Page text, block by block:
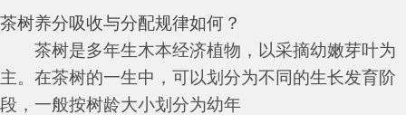
茶树养分吸收与分配规律如何？
茶树是多年生木本经济植物，以采摘幼嫩芽叶为
主。在茶树的一生中，可以划分为不同的生长发育阶
段，一般按树龄大小划分为幼年